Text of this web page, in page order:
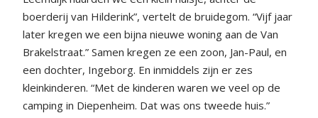
boerderij van Hilderink”, vertelt de bruidegom. “Vijf jaar
later kregen we een bijna nieuwe woning aan de Van
Brakelstraat.” Samen kregen ze een zoon, Jan-Paul, en
een dochter, Ingeborg. En inmiddels zijn er zes
kleinkinderen. “Met de kinderen waren we veel op de
camping in Diepenheim. Dat was ons tweede huis.”